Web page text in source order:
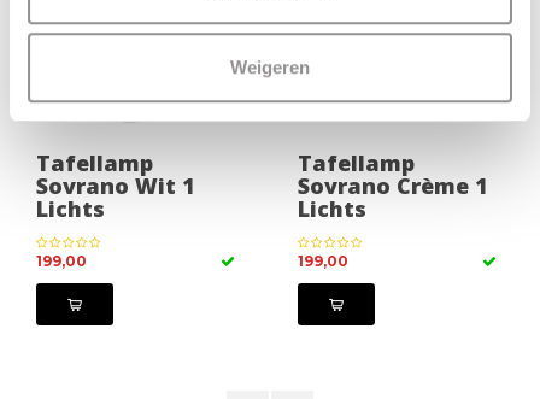
Weigeren
Tafellamp
Sovrano Wit 1
Lichts
199,00
Tafellamp
Sovrano Crème 1
Lichts
199,00